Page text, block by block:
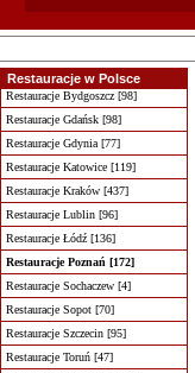
Restauracje w Polsce
Restauracje Bydgoszcz [98]
Restauracje Gdańsk [98]
Restauracje Gdynia [77]
Restauracje Katowice [119]
Restauracje Kraków [437]
Restauracje Lublin [96]
Restauracje Łódź [136]
Restauracje Poznań [172]
Restauracje Sochaczew [4]
Restauracje Sopot [70]
Restauracje Szczecin [95]
Restauracje Toruń [47]